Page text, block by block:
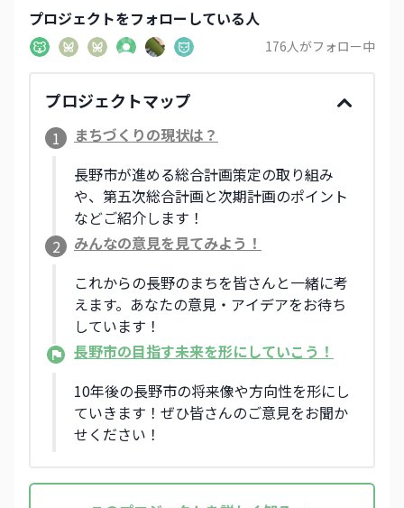
プロジェクトをフォローしている人
176人がフォロー中
プロジェクトマップ
1
まちづくりの現状は？
長野市が進める総合計画策定の取り組み
や、第五次総合計画と次期計画のポイント
などご紹介します！
2
みんなの意見を見てみよう！
これからの長野のまちを皆さんと一緒に考
えます。あなたの意見・アイデアをお待ち
しています！
長野市の目指す未来を形にしていこう！
10年後の長野市の将来像や方向性を形にし
ていきます！ぜひ皆さんのご意見をお聞か
せください！